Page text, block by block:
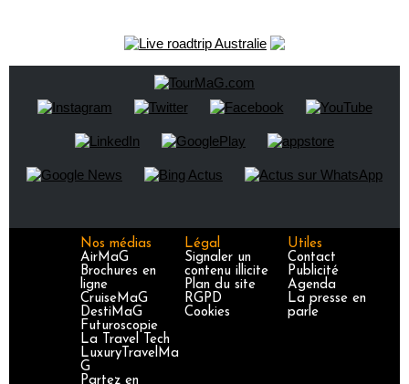
Nos médias
AirMaG
Brochures en
ligne
CruiseMaG
DestiMaG
Futuroscopie
La Travel Tech
LuxuryTravelMa
G
Partez en
Légal
Signaler un
contenu illicite
Plan du site
RGPD
Cookies
Utiles
Contact
Publicité
Agenda
La presse en
parle